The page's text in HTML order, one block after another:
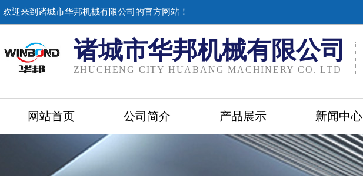
欢迎来到诸城市华邦机械有限公司的官方网站！
诸城市华邦机械有限公司
ZHUCHENG CITY HUABANG MACHINERY CO. LTD
网站首页 公司简介 产品展示 新闻中心